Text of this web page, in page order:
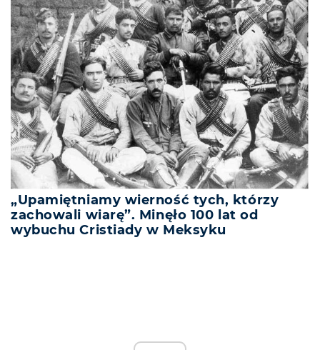
„Upamiętniamy wierność tych, którzy
zachowali wiarę”. Minęło 100 lat od
wybuchu Cristiady w Meksyku